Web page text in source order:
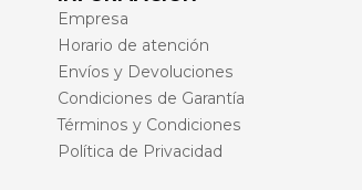
Empresa
Horario de atención
Envíos y Devoluciones
Condiciones de Garantía
Términos y Condiciones
Política de Privacidad